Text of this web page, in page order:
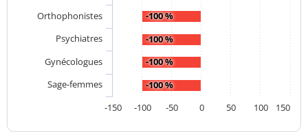
-100 %
-100 %
-100 %
-100 %
Orthophonistes
Psychiatres
Gynécologues
Sage-femmes
-150
-100 -50 0 50 100 150